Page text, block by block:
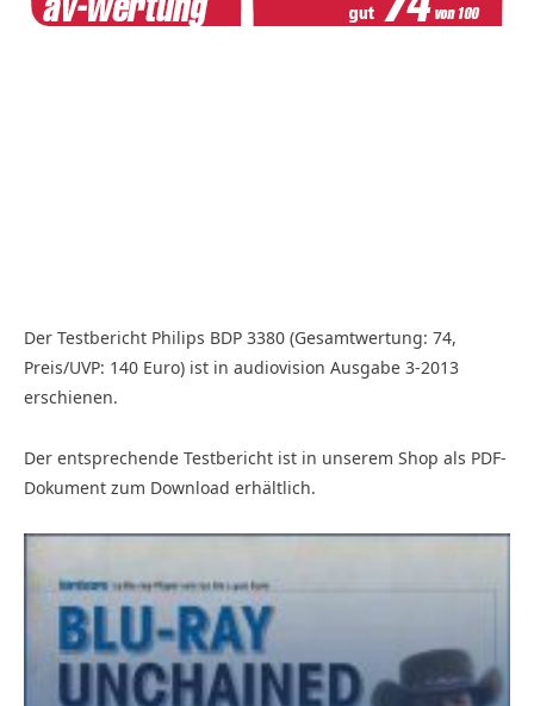
Der Testbericht Philips BDP 3380 (Gesamtwertung: 74,
Preis/UVP: 140 Euro) ist in audiovision Ausgabe 3-2013
erschienen.
Der entsprechende Testbericht ist in unserem Shop als PDF-
Dokument zum Download erhältlich.